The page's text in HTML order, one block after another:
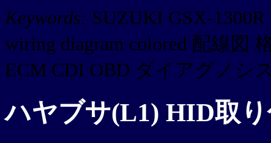
Keywords: SUZUKI GSX-
wiring diagram colored 配線図
ECM CDI OBD ダイアグノシ
ハヤブサ(L1) HID取